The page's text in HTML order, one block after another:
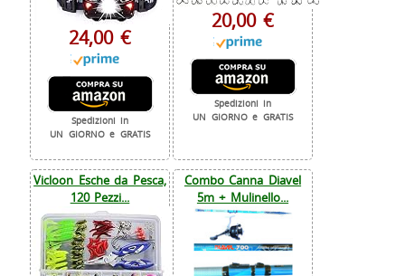
24,00 €
Spedizioni in
UN GIORNO e GRATIS
20,00 €
Spedizioni in
UN GIORNO e GRATIS
Vicloon Esche da Pesca,
120 Pezzi...
Combo Canna Diavel
5m + Mulinello...